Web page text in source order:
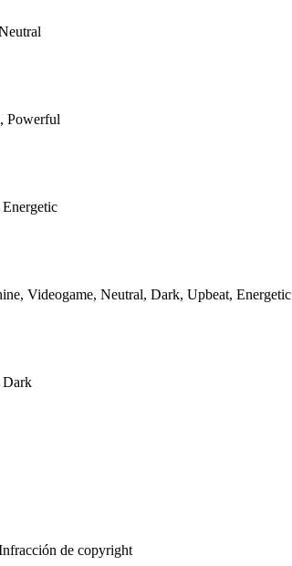
Powerful
Videogame, Neutral, Dark, Upbeat, Energetic
Dark
de copyright